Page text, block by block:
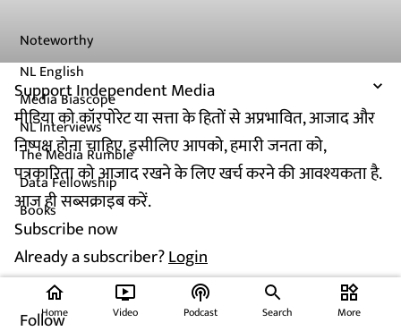
Support Independent Media
मीडिया को कॉरपोरेट या सत्ता के हितों से अप्रभावित, आजाद और
निष्पक्ष होना चाहिए. इसीलिए आपको, हमारी जनता को,
पत्रकारिता को आजाद रखने के लिए खर्च करने की आवश्यकता है.
आज ही सब्सक्राइब करें.
Subscribe now
Already a subscriber?Login
Noteworthy
NL English
Media Biascope
NL Interviews
The Media Rumble
Data Fellowship
Books
Follow
home
Home
ondemand_video
Video
podcasts
Podcast Search
widgets
More